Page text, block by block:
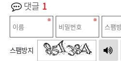
댓글 1
스팸방지